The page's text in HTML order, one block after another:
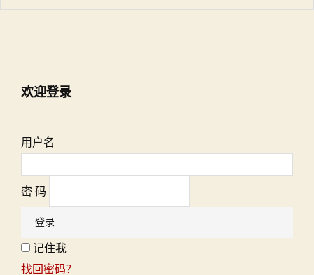
欢迎登录
用户名
密 码
记住我
找回密码？